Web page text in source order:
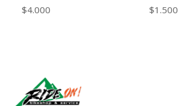
$4.000 $1.500